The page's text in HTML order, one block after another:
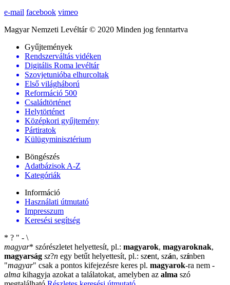
e-mail facebook vimeo
Magyar Nemzeti Levéltár © 2020 Minden jog fenntartva
Gyűjtemények
Rendszerváltás vidéken
Digitális Roma levéltár
Szovjetunióba elhurcoltak
Első világháború
Reformáció 500
Családtörténet
Helytörténet
Középkori gyűjtemény
Pártiratok
Külügyminisztérium
Böngészés
Adatbázisok A-Z
Kategóriák
Információ
Használati útmutató
Impresszum
Keresési segítség
* ? " - \
magyar* szórészletet helyettesít, pl.: magyarok, magyaroknak,
magyarság sz?n egy betűt helyettesít, pl.: szent, szán, színben
"magyar" csak a pontos kifejezésre keres pl. magyarok-ra nem -
alma kihagyja azokat a találatokat, amelyben az alma szó